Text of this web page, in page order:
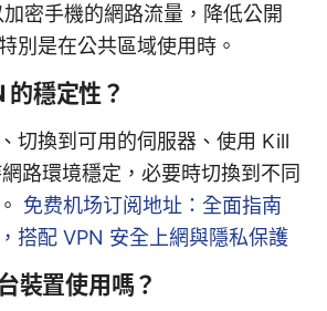
密手機的網路流量，降低公開
別是在公共區域使用時。
穩定性？
切換到可用的伺服器、使用 Kill
路環境穩定，必要時切換到不同
免费机场订阅地址：全面指南
搭配 VPN 安全上網與隱私保護
裝置使用嗎？